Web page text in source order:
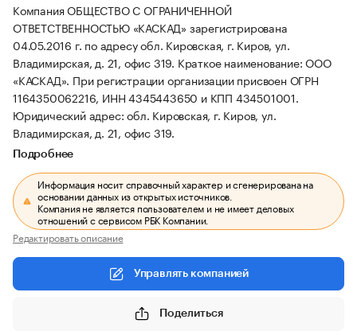
Компания ОБЩЕСТВО С ОГРАНИЧЕННОЙ
ОТВЕТСТВЕННОСТЬЮ «КАСКАД» зарегистрирована
04.05.2016 г. по адресу обл. Кировская, г. Киров, ул.
Владимирская, д. 21, офис 319. Краткое наименование: ООО
«КАСКАД». При регистрации организации присвоен ОГРН
1164350062216, ИНН 4345443650 и КПП 434501001.
Юридический адрес: обл. Кировская, г. Киров, ул.
Владимирская, д. 21, офис 319.
Подробнее
Информация носит справочный характер и сгенерирована на
основании данных из открытых источников.
Компания не является пользователем и не имеет деловых
отношений с сервисом РБК Компании.
Редактировать описание
Управлять компанией
Поделиться